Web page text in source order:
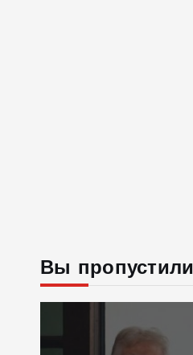
Вы пропустили